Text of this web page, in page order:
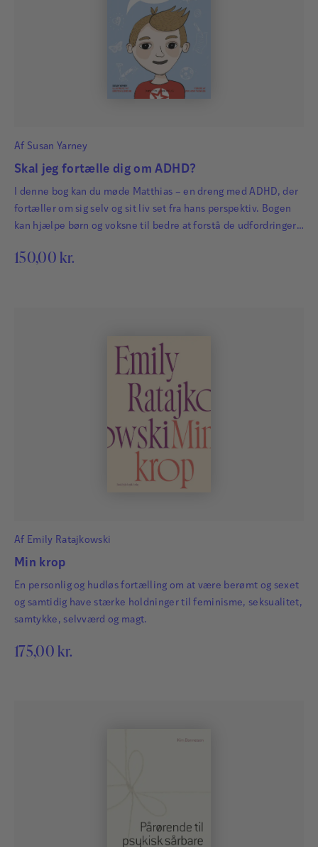
Af Susan Yarney
Skal jeg fortælle dig om ADHD?
I denne bog kan du møde Matthias – en dreng med ADHD, der
fortæller om sig selv og sit liv set fra hans perspektiv. Bogen
kan hjælpe børn og voksne til bedre at forstå de udfordringer,
ADHD er, og hvordan det føles hvordan han fik sin diagnose
150,00 kr.
Af Emily Ratajkowski
Min krop
En personlig og hudløs fortælling om at være berømt og sexet
og samtidig have stærke holdninger til feminisme, seksualitet,
samtykke, selvværd og magt.
175,00 kr.